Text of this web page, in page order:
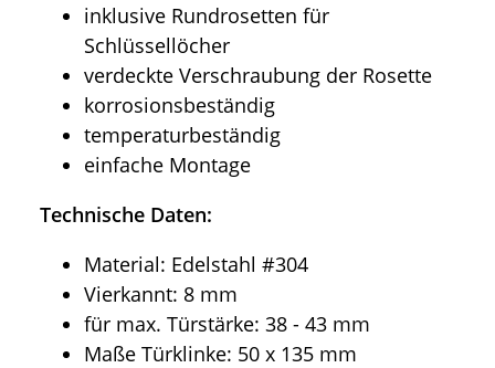
inklusive Rundrosetten für
Schlüssellöcher
verdeckte Verschraubung der Rosette
korrosionsbeständig
temperaturbeständig
einfache Montage
Technische Daten:
Material: Edelstahl #304
Vierkannt: 8 mm
für max. Türstärke: 38 - 43 mm
Maße Türklinke: 50 x 135 mm